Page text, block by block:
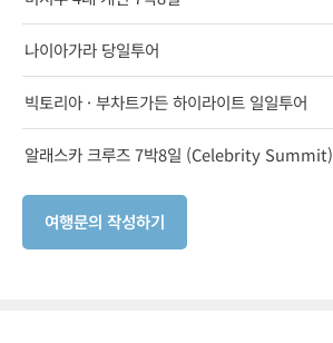
나이아가라 당일투어
빅토리아 · 부차트가든 하이라이트 일일투어
알래스카 크루즈 7박8일 (Celebrity Summit)
여행문의 작성하기